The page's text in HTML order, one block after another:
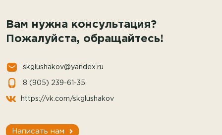
Вам нужна консультация?
Пожалуйста, обращайтесь!
skglushakov@yandex.ru
8 (905) 239-61-35
https://vk.com/skglushakov
Написать нам